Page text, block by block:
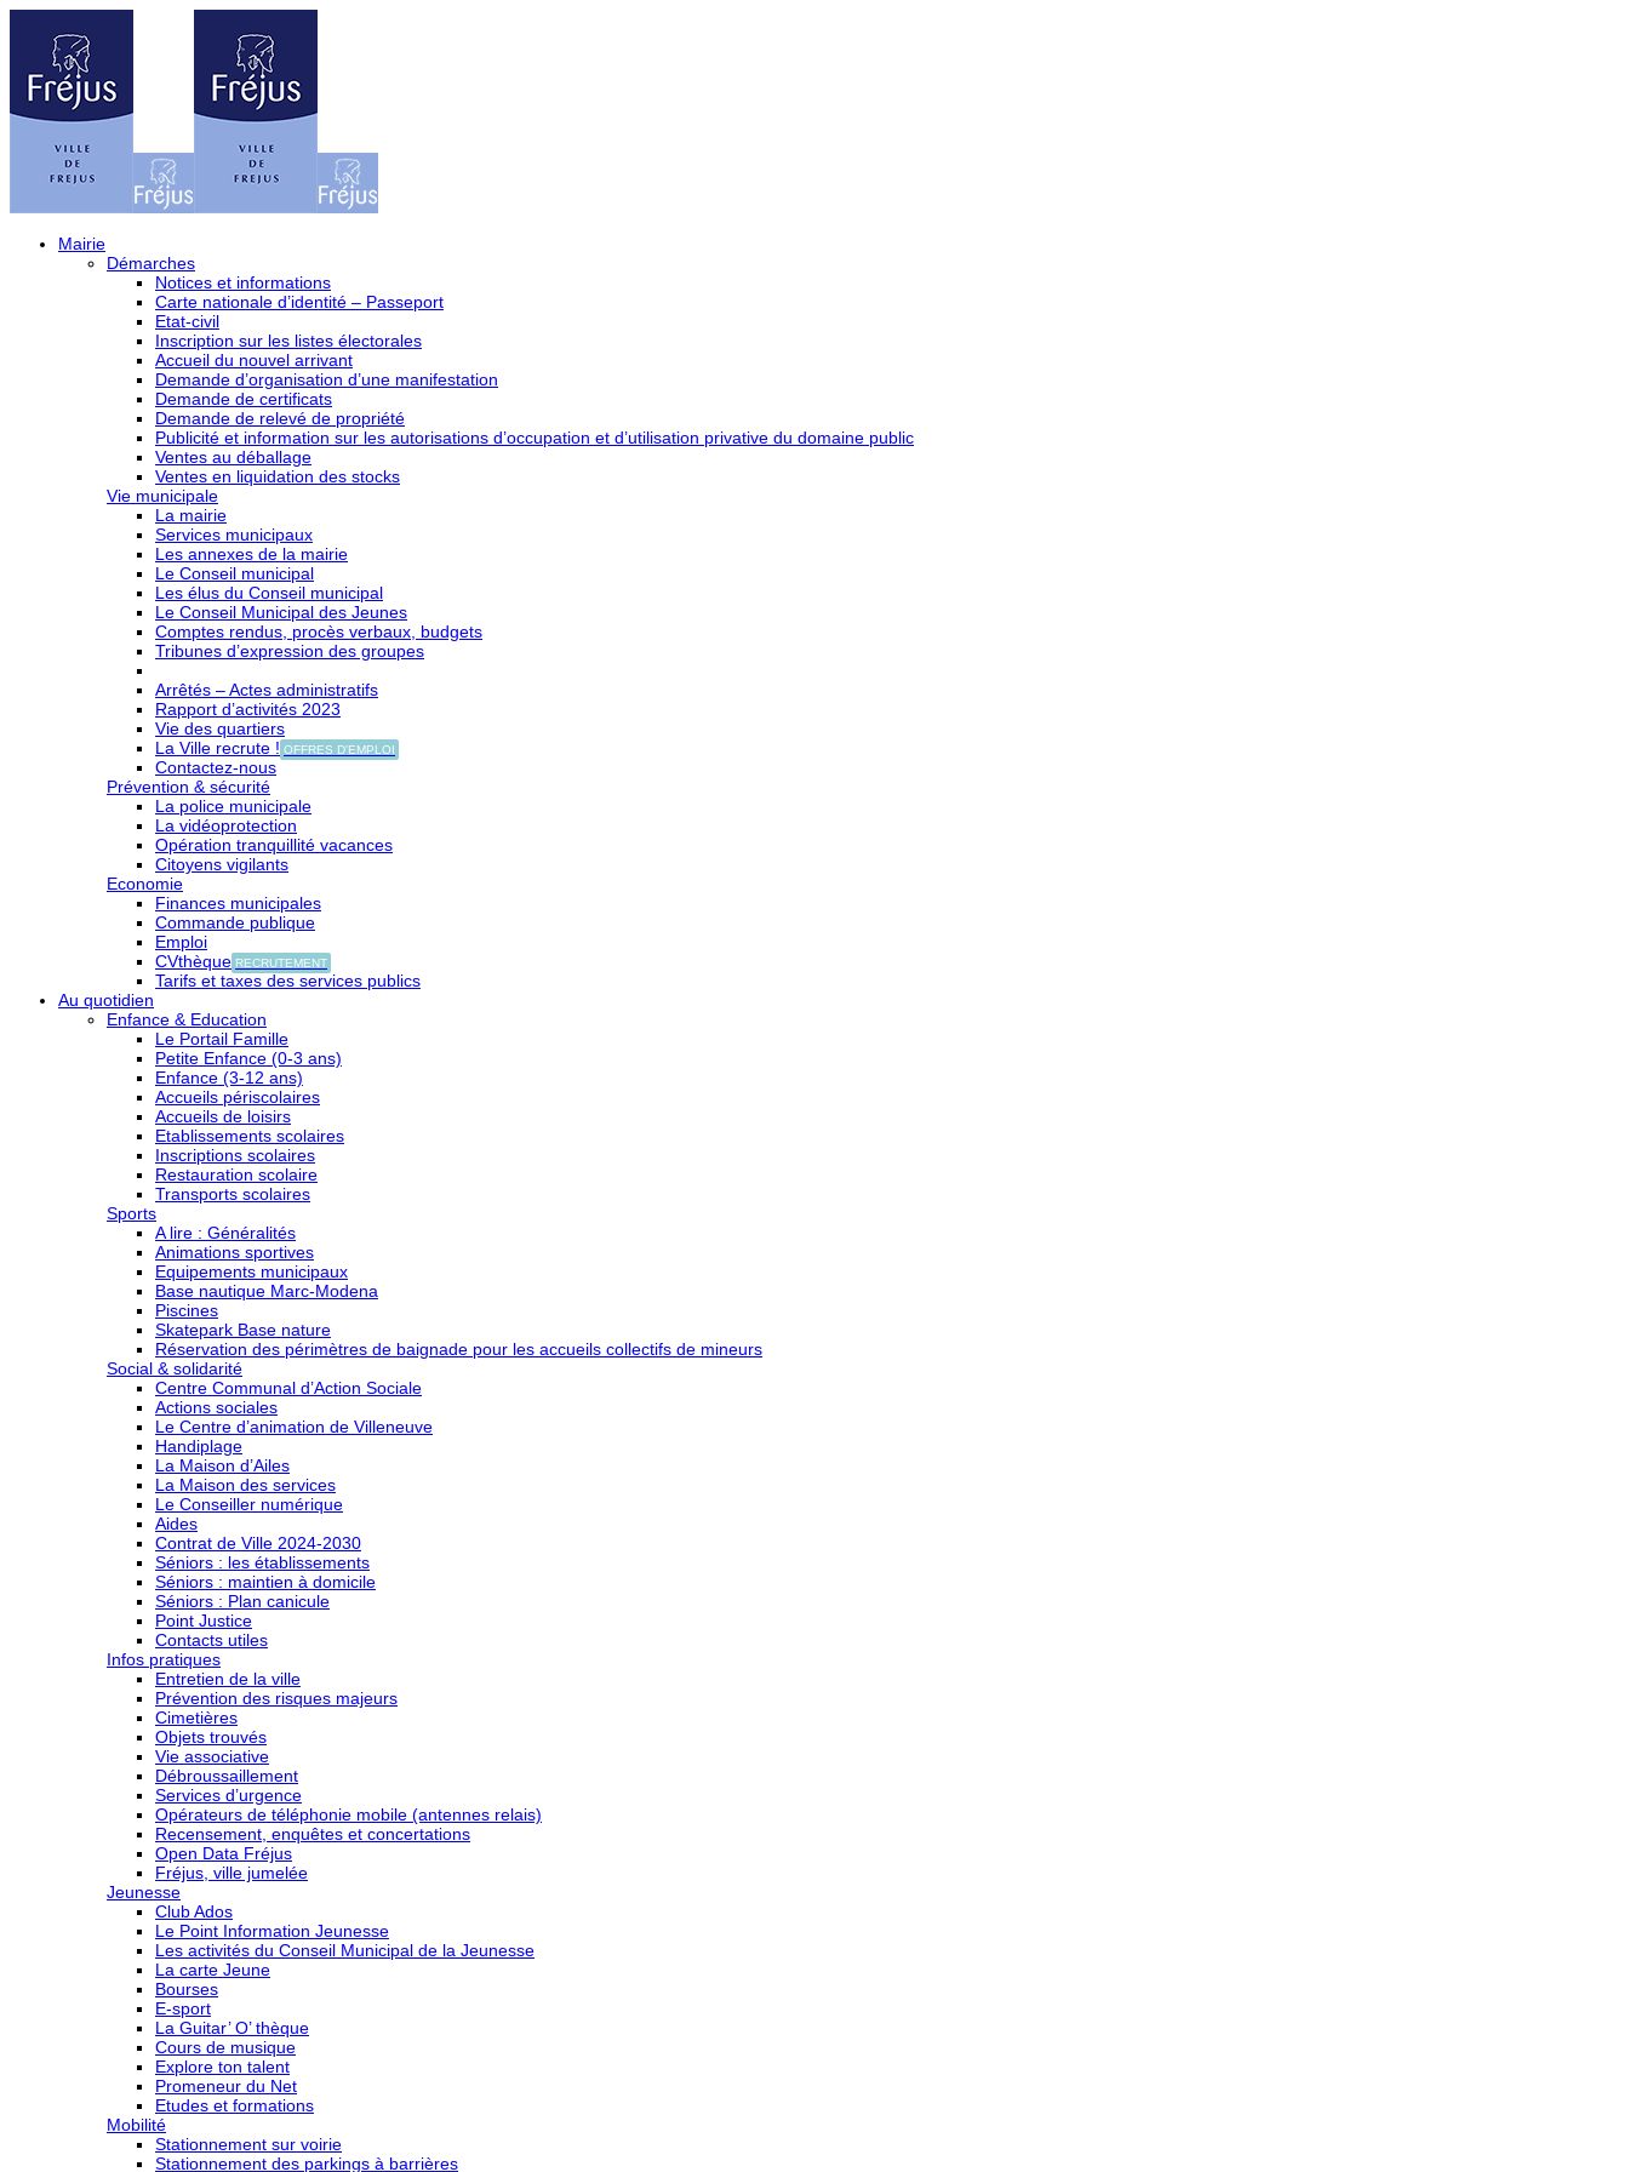
Mairie
Démarches
Notices et informations
Carte nationale d’identité – Passeport
Etat-civil
Inscription sur les listes électorales
Accueil du nouvel arrivant
Demande d’organisation d’une manifestation
Demande de certificats
Demande de relevé de propriété
Publicité et information sur les autorisations d’occupation et d’utilisation privative du domaine public
Ventes au déballage
Ventes en liquidation des stocks
Vie municipale
La mairie
Services municipaux
Les annexes de la mairie
Le Conseil municipal
Les élus du Conseil municipal
Le Conseil Municipal des Jeunes
Comptes rendus, procès verbaux, budgets
Tribunes d’expression des groupes
Arrêtés – Actes administratifs
Rapport d’activités 2023
Vie des quartiers
La Ville recrute ! OFFRES D'EMPLOI
Contactez-nous
Prévention & sécurité
La police municipale
La vidéoprotection
Opération tranquillité vacances
Citoyens vigilants
Economie
Finances municipales
Commande publique
Emploi
CVthèque RECRUTEMENT
Tarifs et taxes des services publics
Au quotidien
Enfance & Education
Le Portail Famille
Petite Enfance (0-3 ans)
Enfance (3-12 ans)
Accueils périscolaires
Accueils de loisirs
Etablissements scolaires
Inscriptions scolaires
Restauration scolaire
Transports scolaires
Sports
A lire : Généralités
Animations sportives
Equipements municipaux
Base nautique Marc-Modena
Piscines
Skatepark Base nature
Réservation des périmètres de baignade pour les accueils collectifs de mineurs
Social & solidarité
Centre Communal d’Action Sociale
Actions sociales
Le Centre d’animation de Villeneuve
Handiplage
La Maison d’Ailes
La Maison des services
Le Conseiller numérique
Aides
Contrat de Ville 2024-2030
Séniors : les établissements
Séniors : maintien à domicile
Séniors : Plan canicule
Point Justice
Contacts utiles
Infos pratiques
Entretien de la ville
Prévention des risques majeurs
Cimetières
Objets trouvés
Vie associative
Débroussaillement
Services d’urgence
Opérateurs de téléphonie mobile (antennes relais)
Recensement, enquêtes et concertations
Open Data Fréjus
Fréjus, ville jumelée
Jeunesse
Club Ados
Le Point Information Jeunesse
Les activités du Conseil Municipal de la Jeunesse
La carte Jeune
Bourses
E-sport
La Guitar’ O’ thèque
Cours de musique
Explore ton talent
Promeneur du Net
Etudes et formations
Mobilité
Stationnement sur voirie
Stationnement des parkings à barrières